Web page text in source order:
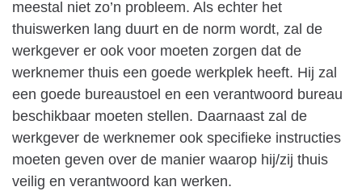
meestal niet zo’n probleem. Als echter het
thuiswerken lang duurt en de norm wordt, zal de
werkgever er ook voor moeten zorgen dat de
werknemer thuis een goede werkplek heeft. Hij zal
een goede bureaustoel en een verantwoord bureau
beschikbaar moeten stellen. Daarnaast zal de
werkgever de werknemer ook specifieke instructies
moeten geven over de manier waarop hij/zij thuis
veilig en verantwoord kan werken.